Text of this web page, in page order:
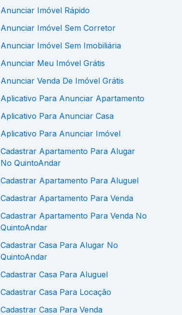
Anunciar Imóvel Rápido
Anunciar Imóvel Sem Corretor
Anunciar Imóvel Sem Imobiliária
Anunciar Meu Imóvel Grátis
Anunciar Venda De Imóvel Grátis
Aplicativo Para Anunciar Apartamento
Aplicativo Para Anunciar Casa
Aplicativo Para Anunciar Imóvel
Cadastrar Apartamento Para Alugar
No QuintoAndar
Cadastrar Apartamento Para Aluguel
Cadastrar Apartamento Para Venda
Cadastrar Apartamento Para Venda No
QuintoAndar
Cadastrar Casa Para Alugar No
QuintoAndar
Cadastrar Casa Para Aluguel
Cadastrar Casa Para Locação
Cadastrar Casa Para Venda